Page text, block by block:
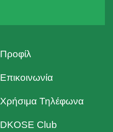
Προφίλ
Επικοινωνία
Χρήσιμα Τηλέφωνα
DKOSE Club